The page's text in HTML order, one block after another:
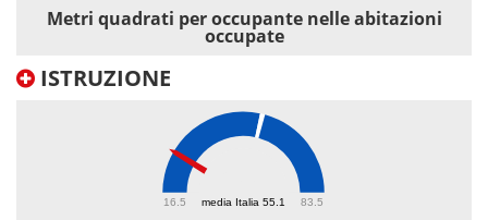
Metri quadrati per occupante nelle abitazioni
occupate
ISTRUZIONE
media Italia 55.1
16.5 83.5